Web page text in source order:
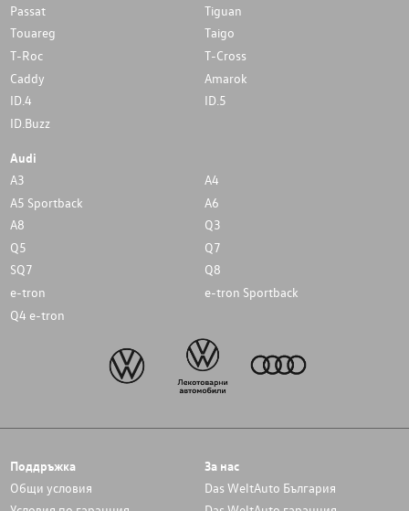
Passat
Tiguan
Touareg
Taigo
T-Roc
T-Cross
Caddy
Amarok
ID.4
ID.5
ID.Buzz
Audi
A3
A4
A5 Sportback
A6
A8
Q3
Q5
Q7
SQ7
Q8
e-tron
e-tron Sportback
Q4 e-tron
Поддръжка
Общи условия
За нас
Das WeltAuto България